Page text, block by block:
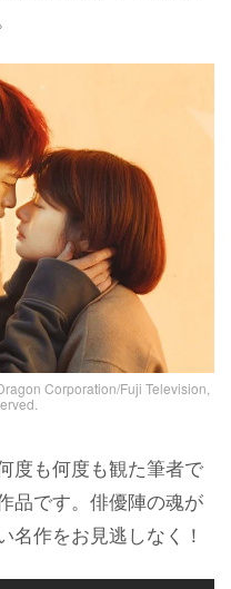
Corporation/Fuji Television,
度も何度も観た筆者で
品です。俳優陣の魂が
名作をお見逃しなく！